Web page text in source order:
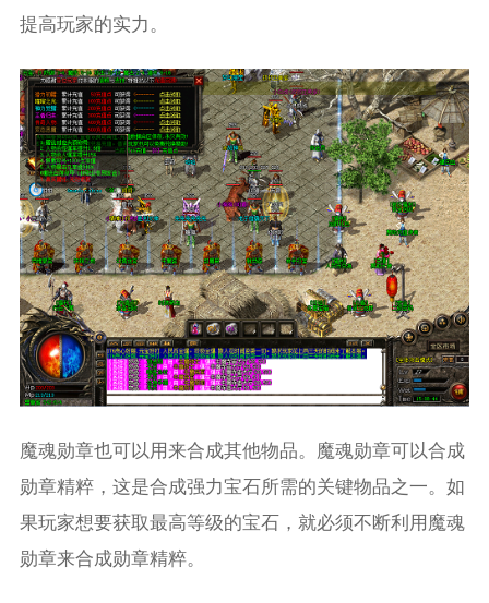
提高玩家的实力。
魔魂勋章也可以用来合成其他物品。魔魂勋章可以合成
勋章精粹，这是合成强力宝石所需的关键物品之一。如
果玩家想要获取最高等级的宝石，就必须不断利用魔魂
勋章来合成勋章精粹。